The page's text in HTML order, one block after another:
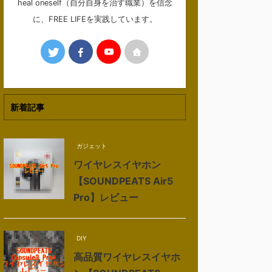
heal oneself（自分自身を治す職業）を信念
に、FREE LIFEを実践しています。
新着記事
ガジェット
ワイヤレスイヤホン
【SOUNDPEATS Air5
Pro】レビュー
DIY
高品質ワイヤレスイヤホ